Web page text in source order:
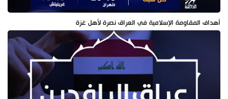
أهداف المقاومة الإسلامية في العراق نصرة لأهل غزة